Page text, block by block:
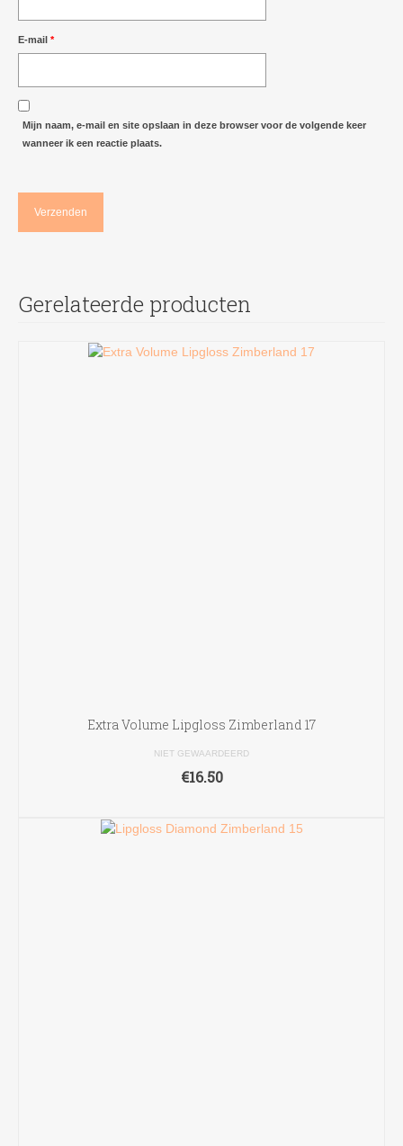
E-mail *
Mijn naam, e-mail en site opslaan in deze browser voor de volgende keer
wanneer ik een reactie plaats.
Gerelateerde producten
Extra Volume Lipgloss Zimberland 17
NIET GEWAARDEERD
€16.50